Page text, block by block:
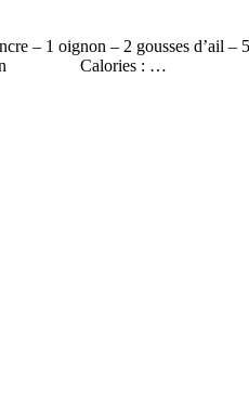
– 1 oignon – 2 gousses d’ail
Moyen Calories : …